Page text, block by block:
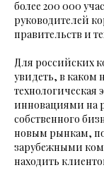
более 200 000
руководителей
правительств и
Для российских
увидеть, в каком
технологическая
инновациями на
собственного
новым рынкам,
зарубежными
находить